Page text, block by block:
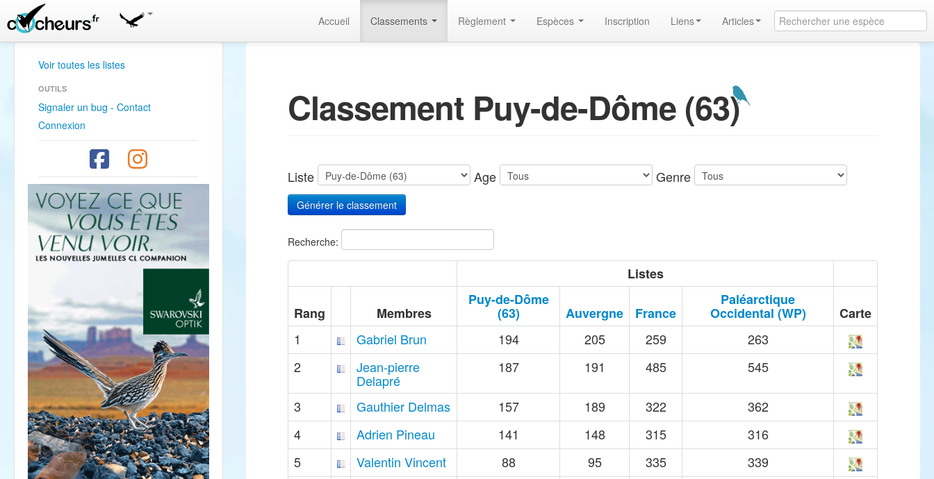
Accueil Classements Règlement Espèces Inscription Liens Articles
Voir toutes les listes
OUTILS
Signaler un bug - Contact
Connexion
Classement Puy-de-Dôme (63)
Liste Age Genre
Recherche:
Listes
Rang Membres
Puy-de-Dôme
(63) Auvergne France
Paléarctique
Occidental (WP)
Carte
1
Gabriel Brun 194 205 259
263
2
Jean-pierre
Delapré
187 191 485 545
3 Gauthier Delmas 157 189 322
362
4
Adrien Pineau 141 148 315
316
5
Valentin Vincent 88 95 335
339